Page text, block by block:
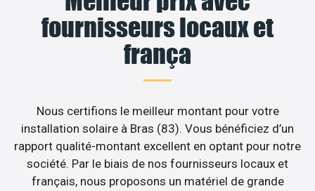
fournisseurs locaux et
frança
Nous certifions le meilleur montant pour votre
installation solaire à Bras (83). Vous bénéficiez d’un
rapport qualité-montant excellent en optant pour notre
société. Par le biais de nos fournisseurs locaux et
français, nous proposons un matériel de grande